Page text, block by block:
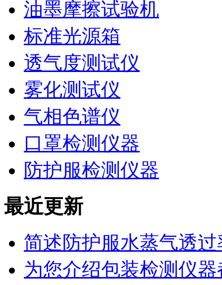
油墨摩擦试验机
标准光源箱
透气度测试仪
雾化测试仪
气相色谱仪
口罩检测仪器
防护服检测仪器
最近更新
简述防护服水蒸气透
为您介绍包装检测仪